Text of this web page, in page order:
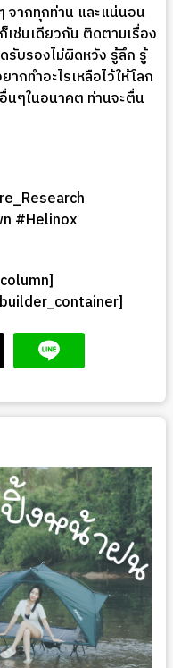
จากทุกท่าน และแน่นอน
เช่นเดียวกัน ติดตามเรื่อง
รับรองไม่ผิดหวัง รู้ลึก รู้
กทำอะไรเหลือไว้ให้โลก
นๆในอนาคต ท่านจะตื่น
#Helinox